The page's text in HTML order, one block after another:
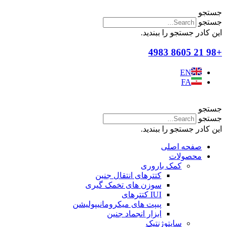
جستجو
جستجو
این کادر جستجو را ببندید.
+98 21 8605 4983
EN
FA
جستجو
جستجو
این کادر جستجو را ببندید.
صفحه اصلی
محصولات
کمک باروری
کتترهای انتقال جنین
سوزن های تخمک گیری
IUI کتترهای
پیپت های میکرومانیپولیشن
ابزار انجماد جنین
سایتوژنتیک